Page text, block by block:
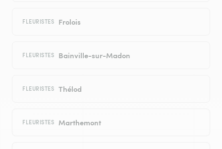
FLEURISTES Frolois
FLEURISTES Bainville-sur-Madon
FLEURISTES Thélod
FLEURISTES Marthemont